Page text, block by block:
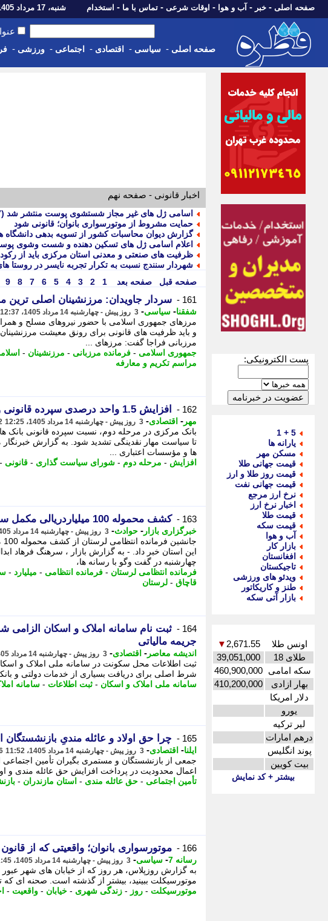
صفحه اصلی - خبر - آب و هوا - اوقات شرعی - تماس با ما - استخدام شنبه، 17 مرداد 1405 - Sat, 08th Aug 2026
صفحه اصلی - سیاسی - اقتصادی - اجتماعی - ورزشی -
پست الکترونیکی:
5 + 1
یارانه ها
مسکن مهر
قیمت جهانی طلا
قیمت روز طلا و ارز
قیمت جهانی نفت
نرخ ارز مرجع
اخبار نرخ ارز
قیمت طلا
قیمت سکه
آب و هوا
بازار کار
افغانستان
تاجیکستان
ویدئو های ورزشی
طنز و کاریکاتور
بازار آتی سکه
اونس طلا 2,671.55
▼
طلای 18
39,051,000
سکه امامی 460,900,000
بهار ازادی
410,200,000
دلار امریکا
یورو
لیر ترکیه
درهم امارات
پوند انگلیس
بیت کویین
بیشتر + کد نمایش
اخبار قانونی - صفحه نهم
اسامی ژل های غیر مجاز شستشوی پوست منتشر شد (17 مرداد 1405)
حمایت مشروط از موتورسواری بانوان؛ قانونی شود
گزارش دیوان محاسبات کشور از تسویه بدهی
اعلام اسامی ژل های تسکین دهنده و شست وشوی
ظرفیت های صنعتی و معدنی استان مرکزی باید از
شهردار سنندج نسبت به تکرار تجربه نایسر در روستا
صفحه قبل
صفحه بعد 1
2
3
4
5
6
7
8
9
161 - سردار جاویدان: مرزنشینان اصلی ترین
شفقنا- سیاسی- 3 روز پیش - چهارشنبه 14 مرداد 1405، 12:37
مرزهای جمهوری اسلامی با حضور نیروهای مسلح و
و باید ظرفیت های قانونی برای رونق معیشت
مرزبانی فراجا گفت: مرزهای ...
جمهوری اسلامی - فرمانده مرزبانی - مرزنشینان -
مراسم تکریم و معارفه
162 - افزایش 1.5 واحد درصدی سپرده قانونی و اثر آن بر تورم چیست؟
مهر - اقتصادی- 3 روز پیش - چهارشنبه 14 مرداد 1405، 12:25
تا سیاست مهار نقدینگی تشدید شود. به گزارش
ها و مؤسسات اعتباری ...
افزایش - مرحله دوم - شورای سیاست گذاری - قانونی -
163 - کشف محموله 100 میلیاردریالی مکمل سوخت قاچاق در لرستان
خبرگزاری بازار - حوادث- 3 روز پیش - چهارشنبه 14 مرداد 1405، 12:02
این استان خبر داد. - به گزارش بازار ، سرهنگ فرهاد
چهارشنبه در گفت وگو با رسانه ها،
فرمانده انتظامی لرستان - فرمانده انتظامی - میلیارد -
قاچاق - لرستان
164 -
ثبت نام سامانه املاک و اسکان
جریمه مالیاتی
اندیشه معاصر - اقتصادی- 3 روز پیش - چهارشنبه 14 مرداد 1405، 11:53
شرط اصلی برای دریافت بسیاری از خدمات دولتی و
سامانه ملی املاک و اسکان - ثبت اطلاعات - سامانه
165 - چرا حق اولاد و عائله مندیِ بازنشستگان
ایلنا- اقتصادی- 3 روز پیش - چهارشنبه 14 مرداد 1405، 11:52
جمعی از بازنشستگان و مستمری بگیران تأمین اجتماعی
اعمال محدودیت در پرداخت افزایش حق عائله مندی و
تأمین اجتماعی - حق عائله مندی - استان مازندران -
166 - موتورسواری بانوان؛ واقعیتی که از
رسانه 7 - سیاسی- 3 روز پیش - چهارشنبه 14 مرداد 1405، 11:45
به گزارش روزپلاس، هر روز که از خیابان های شهر
موتورسیکلت ببینید، بیشتر از گذشته است. صحنه ای
موتورسیکلت - روز - زندگی شهری - خیابان - واقعیت -